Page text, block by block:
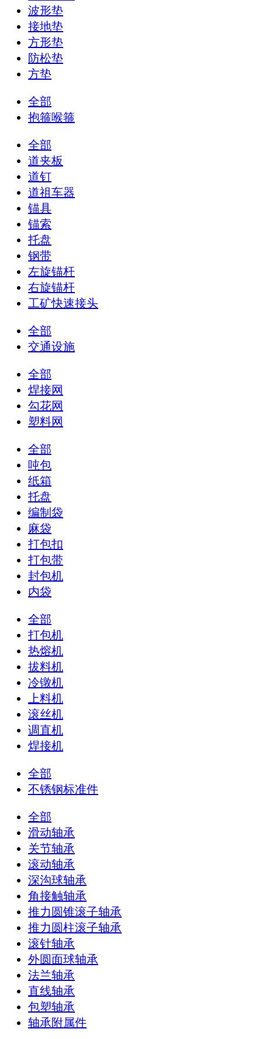
波形垫
接地垫
方形垫
防松垫
方垫
全部
抱箍喉箍
全部
道夹板
道钉
道祖车器
锚具
锚索
托盘
钢带
左旋锚杆
右旋锚杆
工矿快速接头
全部
交通设施
全部
焊接网
勾花网
塑料网
全部
吨包
纸箱
托盘
编制袋
麻袋
打包扣
打包带
封包机
内袋
全部
打包机
热熔机
拔料机
冷镦机
上料机
滚丝机
调直机
焊接机
全部
不锈钢标准件
全部
滑动轴承
关节轴承
滚动轴承
深沟球轴承
角接触轴承
推力圆锥滚子轴承
推力圆柱滚子轴承
滚针轴承
外圆面球轴承
法兰轴承
直线轴承
包塑轴承
轴承附属件